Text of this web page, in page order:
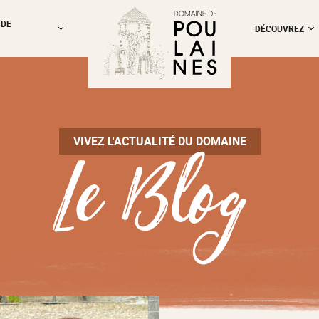
DÉCOUVREZ
VIVEZ L'ACTUALITÉ DU DOMAINE
Le Blog